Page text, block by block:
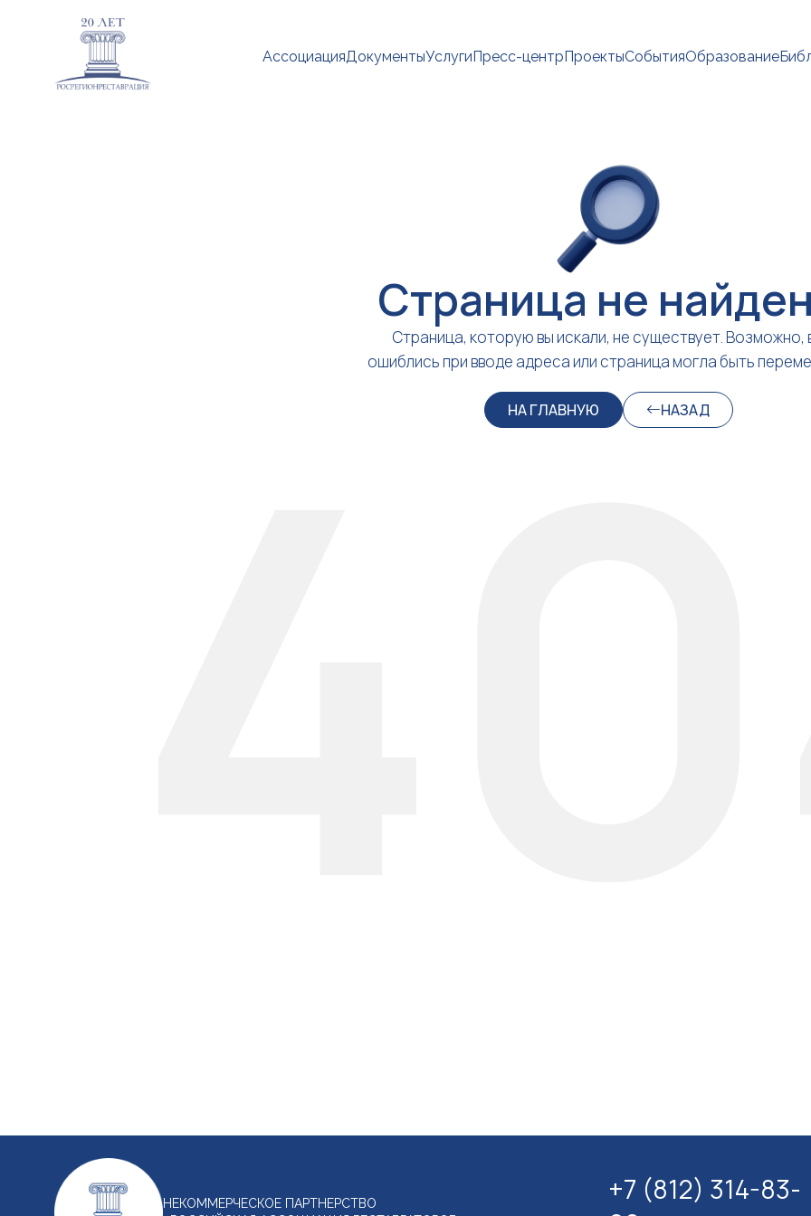
АссоциацияДокументыУслугиПресс-центрПроектыСобытияОбразование
Страница не
Страница, которую вы искали, не существует. Возможно,
ошиблись при вводе адреса или страница могла быть
НА ГЛАВНУЮ НАЗАД
НЕКОММЕРЧЕСКОЕ ПАРТНЕРСТВО
+7 (812) 314-83-